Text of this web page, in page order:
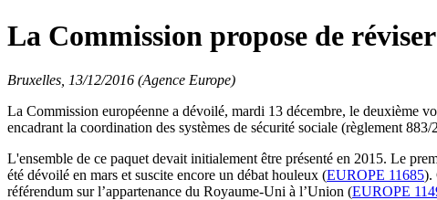
La Commission propose de
Bruxelles, 13/12/2016 (Agence Europe)
La Commission européenne a dévoilé, mardi 13 décembre, le deuxième
encadrant la coordination des systèmes de sécurité sociale (règlement 883/
L'ensemble de ce paquet devait initialement être présenté en 2015. Le
été dévoilé en mars et suscite encore un débat houleux (EUROPE 11685).
référendum sur l’appartenance du Royaume-Uni à l’Union (EUROPE